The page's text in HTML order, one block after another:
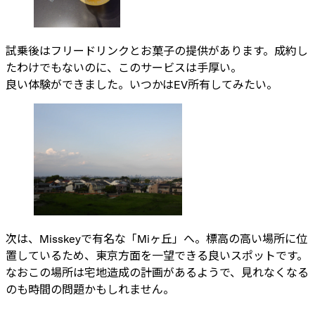
試乗後はフリードリンクとお菓子の提供があります。成約し
たわけでもないのに、このサービスは手厚い。
良い体験ができました。いつかはEV所有してみたい。
次は、Misskeyで有名な「Miヶ丘」へ。標高の高い場所に位
置しているため、東京方面を一望できる良いスポットです。
なおこの場所は宅地造成の計画があるようで、見れなくなる
のも時間の問題かもしれません。